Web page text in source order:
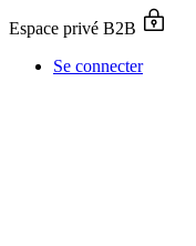
Espace privé B2B
Se connecter